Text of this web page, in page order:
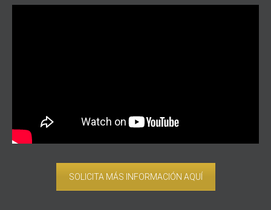
SOLICITA MÁS INFORMACIÓN AQUÍ